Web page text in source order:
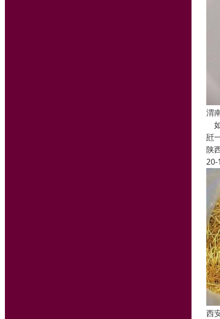
渭
瓩
陕
20-
西